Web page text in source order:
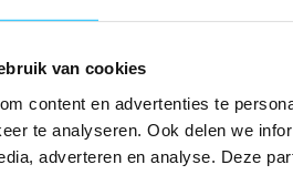
van cookies
content en advertenties te
te analyseren. Ook delen we
adverteren en analyse. Deze
Inschrijven
ONTVANG
PAK